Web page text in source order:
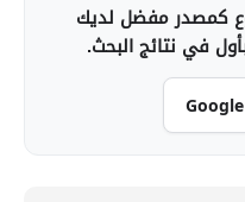
كمصدر مفضل لديك
في نتائج البحث.